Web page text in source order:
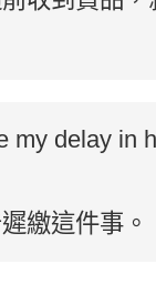
my delay in
繳這件事。